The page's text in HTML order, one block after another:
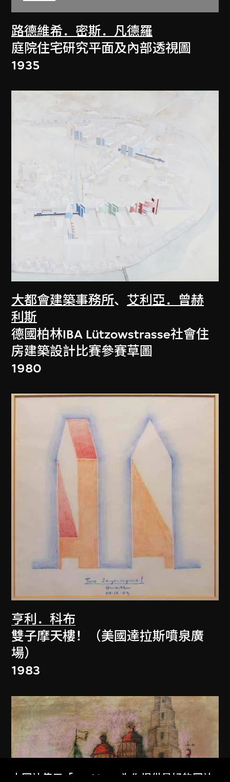
路德維希．密斯．凡德羅
庭院住宅研究平面及內部透視圖
1935
大都會建築事務所、 艾利亞．曾赫
利斯
德國柏林IBA Lützowstrasse社會住
房建築設計比賽參賽草圖
1980
亨利．科布
雙子摩天樓！（美國達拉斯噴泉廣
場）
1983
本网站使用「Cookies」为你提供最好的网站